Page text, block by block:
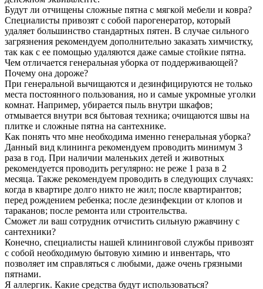
Будут ли отчищены сложные пятна с мягкой мебели и ковра?
Специалисты привозят с собой парогенератор, который
удаляет большинство стандартных пятен. В случае сильного
загрязнения рекомендуем дополнительно заказать химчистку,
так как с ее помощью удаляются даже самые стойкие пятна.
Чем отличается генеральная уборка от поддерживающей?
Почему она дороже?
При генеральной вычищаются и дезинфицируются не только
места постоянного пользования, но и самые укромные уголки
комнат. Например, убирается пыль внутри шкафов;
отмывается внутри вся бытовая техника; очищаются швы на
плитке и сложные пятна на сантехнике.
Как понять что мне необходима именно генеральная уборка?
Данный вид клининга рекомендуем проводить минимум 3
раза в год. При наличии маленьких детей и животных
рекомендуется проводить регулярно: не реже 1 раза в 2
месяца. Также рекомендуем проводить в следующих случаях:
когда в квартире долго никто не жил; после квартирантов;
перед рождением ребенка; после дезинфекции от клопов и
тараканов; после ремонта или строительства.
Сможет ли ваш сотрудник отчистить сильную ржавчину с
сантехники?
Конечно, специалисты нашей клининговой службы привозят
с собой необходимую бытовую химию и инвентарь, что
позволяет им справляться с любыми, даже очень грязными
пятнами.
Я аллергик. Какие средства будут использоваться?